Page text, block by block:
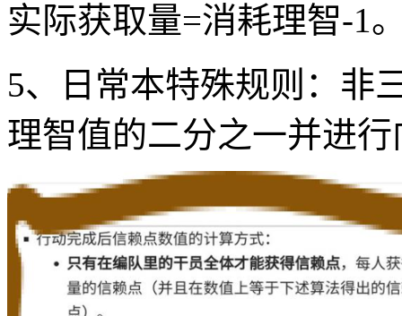
实际获取量=消耗理智-1
5、日常本特殊规则：非
理智值的二分之一并进